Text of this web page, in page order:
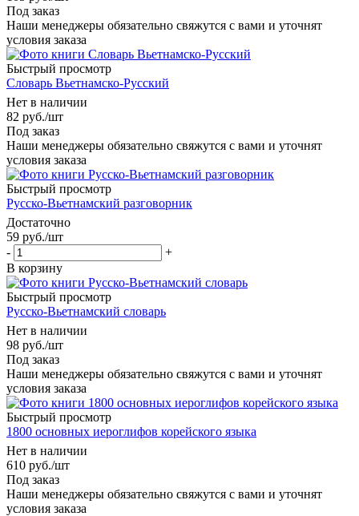
Под заказ
Наши менеджеры обязательно свяжутся с вами и уточнят
условия заказа
Быстрый просмотр
Словарь Вьетнамско-Русский
Нет в наличии
82 руб./шт
Под заказ
Наши менеджеры обязательно свяжутся с вами и уточнят
условия заказа
Быстрый просмотр
Русско-Вьетнамский разговорник
Достаточно
59 руб./шт
-
+
В корзину
Быстрый просмотр
Русско-Вьетнамский словарь
Нет в наличии
98 руб./шт
Под заказ
Наши менеджеры обязательно свяжутся с вами и уточнят
условия заказа
Быстрый просмотр
1800 основных иероглифов корейского языка
Нет в наличии
610 руб./шт
Под заказ
Наши менеджеры обязательно свяжутся с вами и уточнят
условия заказа